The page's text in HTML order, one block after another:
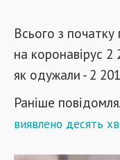
Всього з початку
на коронавірус
як одужали - 2
Раніше
виявлено десять